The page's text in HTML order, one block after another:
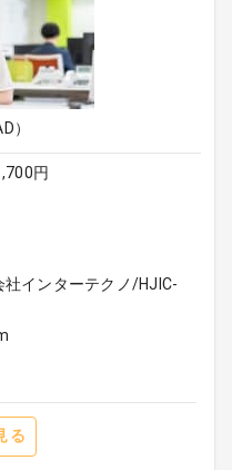
）
円
インターテクノ/HJIC-
る